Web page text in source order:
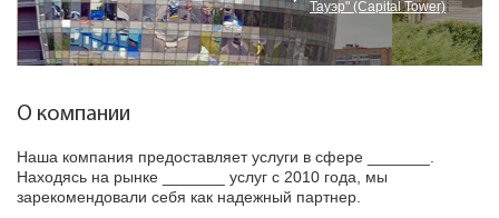
Тауэр" (Capital Tower)
О компании
Наша компания предоставляет услуги в сфере _______.
Находясь на рынке _______ услуг с 2010 года, мы
зарекомендовали себя как надежный партнер.